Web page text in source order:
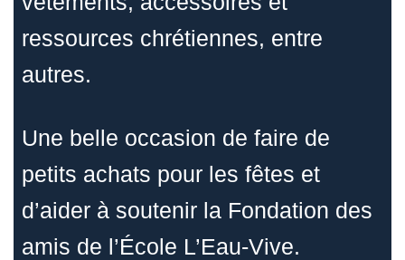
ressources chrétiennes, entre
autres.
Une belle occasion de faire de
petits achats pour les fêtes et
d’aider à soutenir la Fondation des
amis de l’École L’Eau-Vive.